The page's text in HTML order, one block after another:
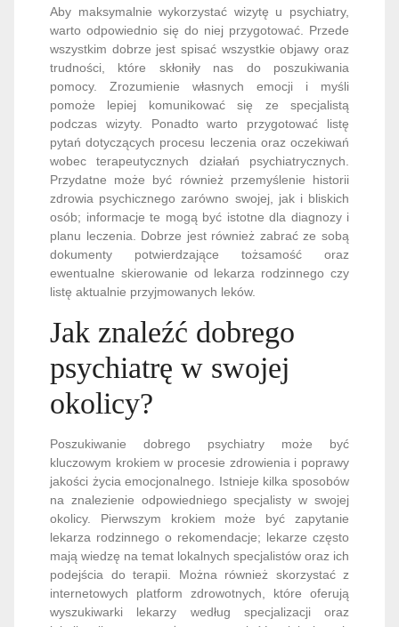
Aby maksymalnie wykorzystać wizytę u psychiatry,
warto odpowiednio się do niej przygotować. Przede
wszystkim dobrze jest spisać wszystkie objawy oraz
trudności, które skłoniły nas do poszukiwania
pomocy. Zrozumienie własnych emocji i myśli
pomoże lepiej komunikować się ze specjalistą
podczas wizyty. Ponadto warto przygotować listę
pytań dotyczących procesu leczenia oraz oczekiwań
wobec terapeutycznych działań psychiatrycznych.
Przydatne może być również przemyślenie historii
zdrowia psychicznego zarówno swojej, jak i bliskich
osób; informacje te mogą być istotne dla diagnozy i
planu leczenia. Dobrze jest również zabrać ze sobą
dokumenty potwierdzające tożsamość oraz
ewentualne skierowanie od lekarza rodzinnego czy
listę aktualnie przyjmowanych leków.
Jak znaleźć dobrego
psychiatrę w swojej
okolicy?
Poszukiwanie dobrego psychiatry może być
kluczowym krokiem w procesie zdrowienia i poprawy
jakości życia emocjonalnego. Istnieje kilka sposobów
na znalezienie odpowiedniego specjalisty w swojej
okolicy. Pierwszym krokiem może być zapytanie
lekarza rodzinnego o rekomendacje; lekarze często
mają wiedzę na temat lokalnych specjalistów oraz ich
podejścia do terapii. Można również skorzystać z
internetowych platform zdrowotnych, które oferują
wyszukiwarki lekarzy według specjalizacji oraz